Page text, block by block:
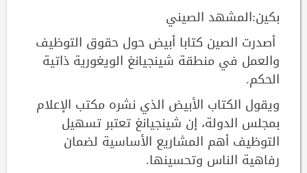
بكين:المشهد الصيني
أصدرت الصين كتابا أبيض حول حقوق التوظيف
والعمل في منطقة شينجيانغ الويغورية ذاتية
الحكم.
ويقول الكتاب الأبيض الذي نشره مكتب الإعلام
بمجلس الدولة، إن شينجيانغ تعتبر تسهيل
التوظيف أهم المشاريع الأساسية لضمان
رفاهية الناس وتحسينها.